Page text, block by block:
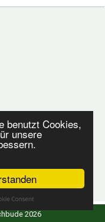
benutzt Cookies,
unsere
2026